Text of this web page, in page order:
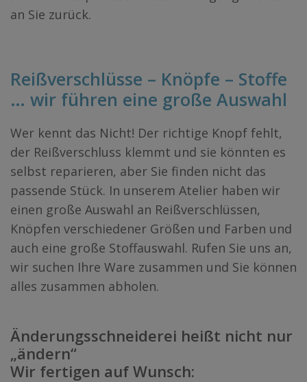
an Sie zurück.
Reißverschlüsse – Knöpfe – Stoffe
… wir führen eine große Auswahl
Wer kennt das Nicht! Der richtige Knopf fehlt,
der Reißverschluss klemmt und sie könnten es
selbst reparieren, aber Sie finden nicht das
passende Stück. In unserem Atelier haben wir
einen große Auswahl an Reißverschlüssen,
Knöpfen verschiedener Größen und Farben und
auch eine große Stoffauswahl. Rufen Sie uns an,
wir suchen Ihre Ware zusammen und Sie können
alles zusammen abholen.
Änderungsschneiderei heißt nicht nur
„ändern“
Wir fertigen auf Wunsch: